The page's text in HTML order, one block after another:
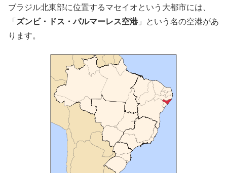
ブラジル北東部に位置するマセイオという大都市には、
「 ズンビ・ドス・パルマーレス空港」という名の空港があ
ります。